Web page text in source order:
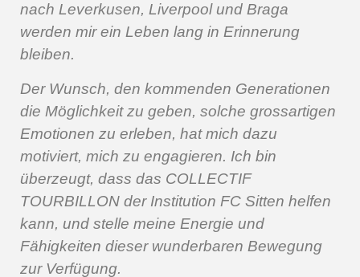
nach Leverkusen, Liverpool und Braga
werden mir ein Leben lang in Erinnerung
bleiben.
Der Wunsch, den kommenden Generationen
die Möglichkeit zu geben, solche grossartigen
Emotionen zu erleben, hat mich dazu
motiviert, mich zu engagieren. Ich bin
überzeugt, dass das COLLECTIF
TOURBILLON der Institution FC Sitten helfen
kann, und stelle meine Energie und
Fähigkeiten dieser wunderbaren Bewegung
zur Verfügung.